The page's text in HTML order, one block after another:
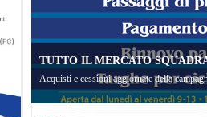
TUTTO IL MERCATO
Acquisti e cessioni aggiornate della